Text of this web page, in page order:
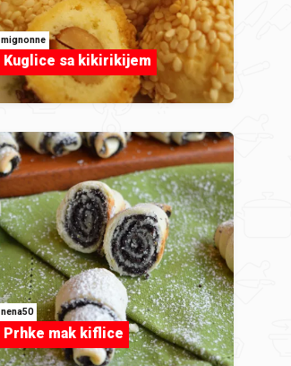
mignonne
Kuglice sa kikirikijem
nena50
Prhke mak kiflice